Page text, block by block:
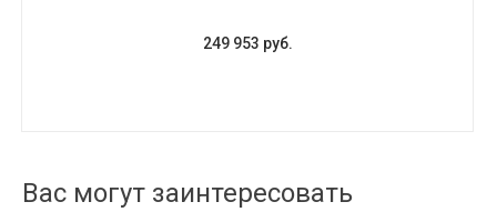
249 953 руб.
Вас могут заинтересовать